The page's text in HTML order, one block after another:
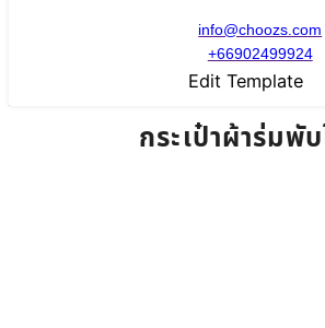
info@choozs.com
+66902499924
Edit Template
กระเป๋าผ้าร่มพั